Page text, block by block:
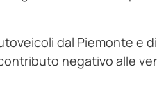
dal Piemonte e
negativo alle